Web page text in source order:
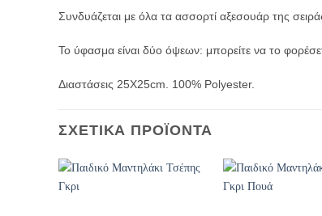
Συνδυάζεται με όλα τα ασσορτί αξεσουάρ της
Το ύφασμα είναι δύο όψεων: μπορείτε να το
Διαστάσεις 25Χ25cm. 100% Polyester.
ΣΧΕΤΙΚΆ ΠΡΟΪΌΝΤΑ